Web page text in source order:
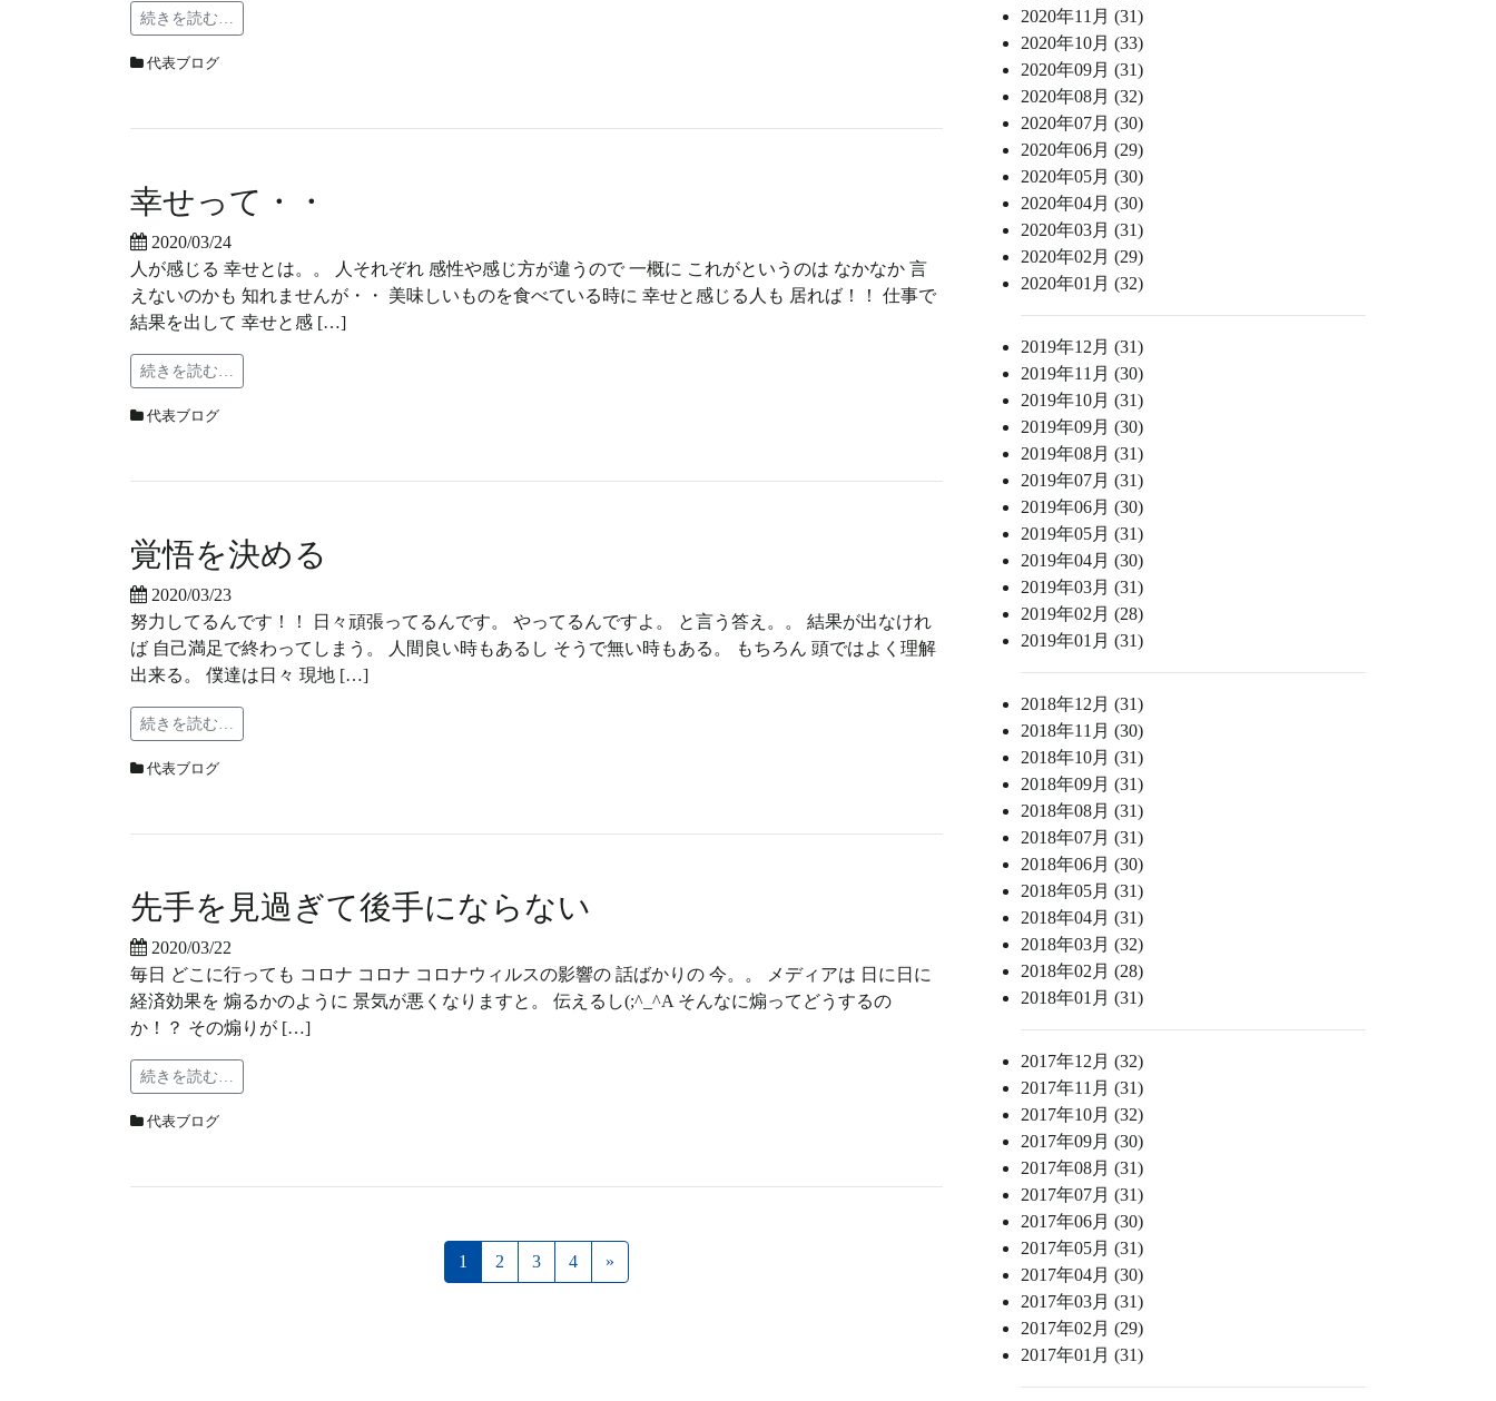
続きを読む…
代表ブログ
幸せって・・
2020/03/24
人が感じる 幸せとは。。 人それぞれ 感性や感じ方が違うので 一概に これがというのは なかなか 言
えないのかも 知れませんが・・ 美味しいものを食べている時に 幸せと感じる人も 居れば！！ 仕事で
結果を出して 幸せと感 […]
続きを読む…
代表ブログ
覚悟を決める
2020/03/23
努力してるんです！！ 日々頑張ってるんです。 やってるんですよ。 と言う答え。。 結果が出なけれ
ば 自己満足で終わってしまう。 人間良い時もあるし そうで無い時もある。 もちろん 頭ではよく理解
出来る。 僕達は日々 現地 […]
続きを読む…
代表ブログ
先手を見過ぎて後手にならない
2020/03/22
毎日 どこに行っても コロナ コロナ コロナウィルスの影響の 話ばかりの 今。。 メディアは 日に日に
経済効果を 煽るかのように 景気が悪くなりますと。 伝えるし(;^_^A そんなに煽ってどうするの
か！？ その煽りが […]
続きを読む…
代表ブログ
1 2 3 4 »
2020年11月 (31)
2020年10月 (33)
2020年09月 (31)
2020年08月 (32)
2020年07月 (30)
2020年06月 (29)
2020年05月 (30)
2020年04月 (30)
2020年03月 (31)
2020年02月 (29)
2020年01月 (32)
2019年12月 (31)
2019年11月 (30)
2019年10月 (31)
2019年09月 (30)
2019年08月 (31)
2019年07月 (31)
2019年06月 (30)
2019年05月 (31)
2019年04月 (30)
2019年03月 (31)
2019年02月 (28)
2019年01月 (31)
2018年12月 (31)
2018年11月 (30)
2018年10月 (31)
2018年09月 (31)
2018年08月 (31)
2018年07月 (31)
2018年06月 (30)
2018年05月 (31)
2018年04月 (31)
2018年03月 (32)
2018年02月 (28)
2018年01月 (31)
2017年12月 (32)
2017年11月 (31)
2017年10月 (32)
2017年09月 (30)
2017年08月 (31)
2017年07月 (31)
2017年06月 (30)
2017年05月 (31)
2017年04月 (30)
2017年03月 (31)
2017年02月 (29)
2017年01月 (31)